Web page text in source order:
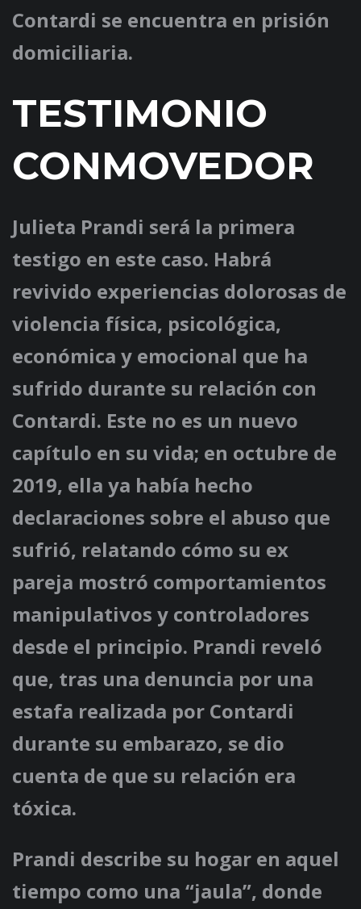
Contardi se encuentra en prisión
domiciliaria.
TESTIMONIO
CONMOVEDOR
Julieta Prandi será la primera
testigo en este caso. Habrá
revivido experiencias dolorosas de
violencia física, psicológica,
económica y emocional que ha
sufrido durante su relación con
Contardi. Este no es un nuevo
capítulo en su vida; en octubre de
2019, ella ya había hecho
declaraciones sobre el abuso que
sufrió, relatando cómo su ex
pareja mostró comportamientos
manipulativos y controladores
desde el principio. Prandi reveló
que, tras una denuncia por una
estafa realizada por Contardi
durante su embarazo, se dio
cuenta de que su relación era
tóxica.
Prandi describe su hogar en aquel
tiempo como una “jaula”, donde